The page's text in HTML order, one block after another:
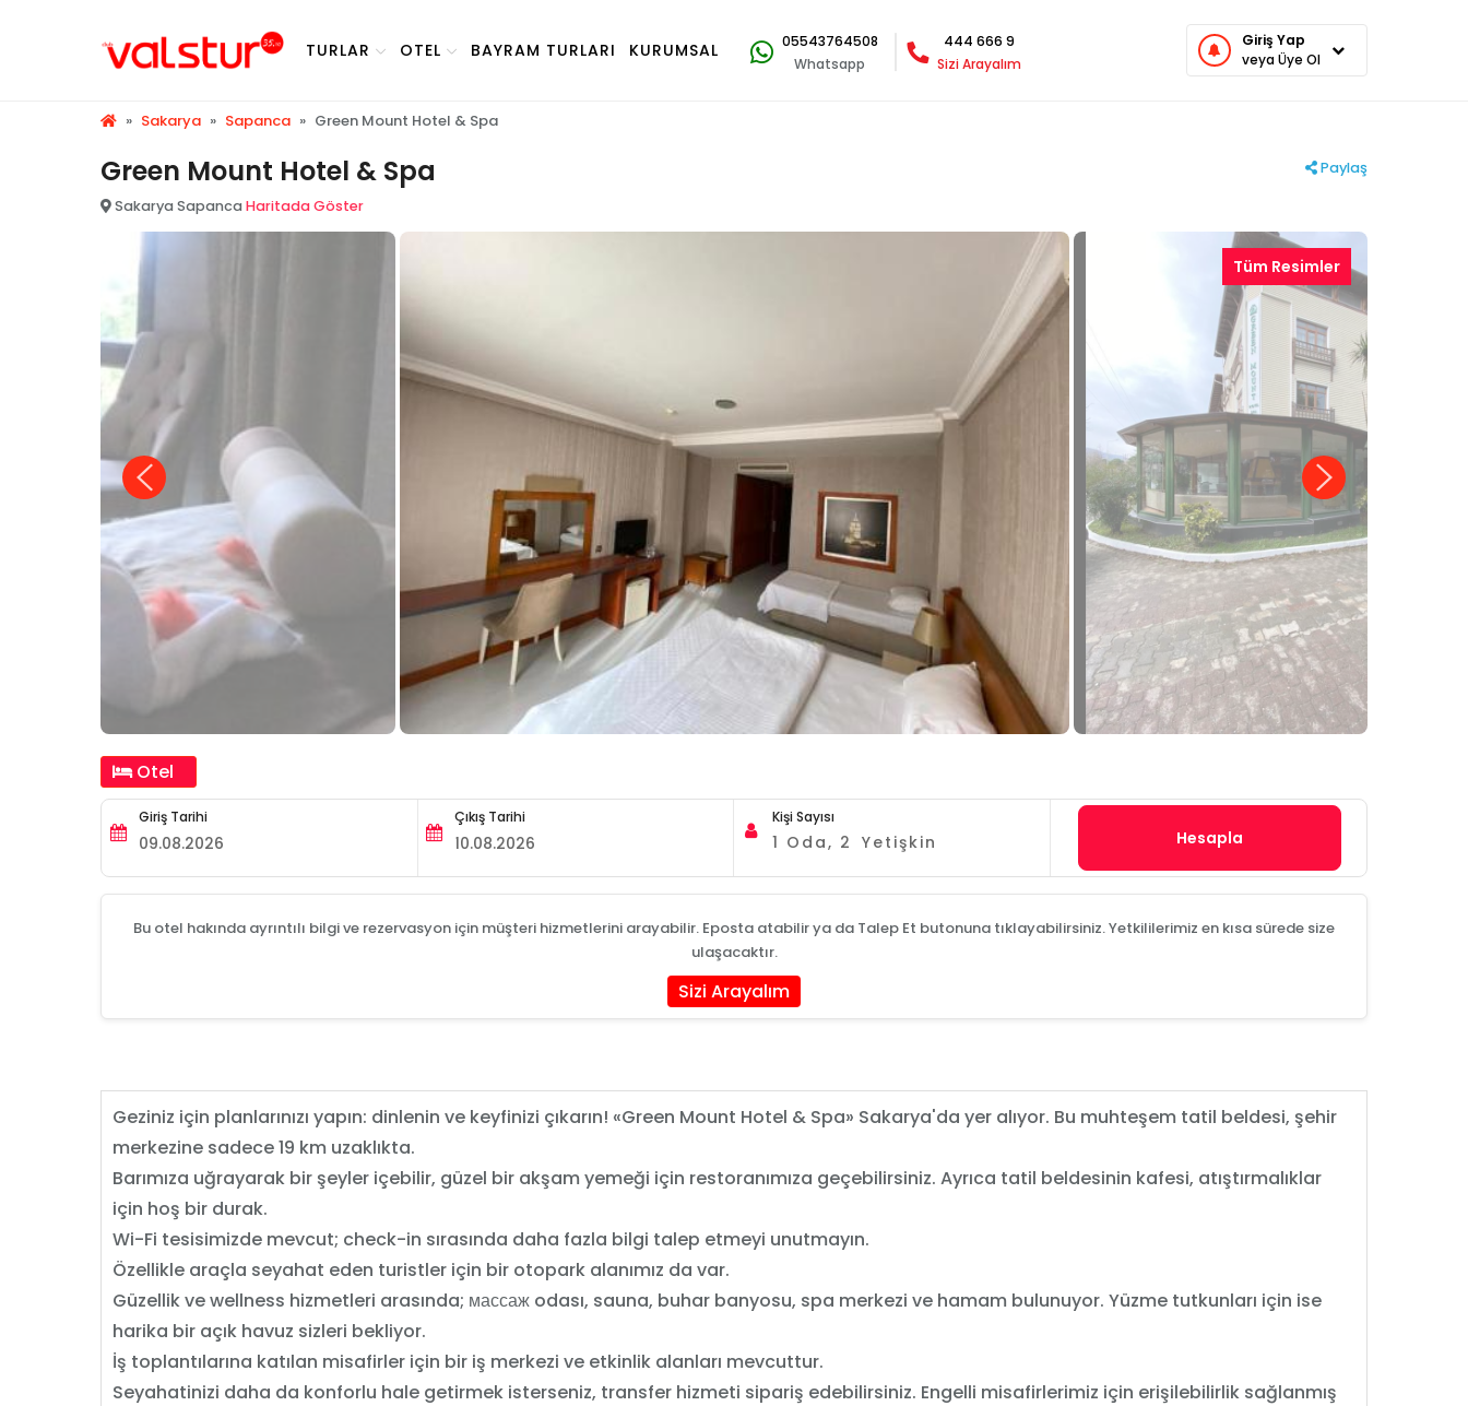
TURLAR OTEL BAYRAM TURLARI KURUMSAL
05543764508
Whatsapp
444 666 9
Sizi Arayalım
Giriş Yap
veya Üye Ol
» Sakarya » Sapanca » Green Mount Hotel & Spa
Green Mount Hotel & Spa
Sakarya Sapanca Haritada Göster
Paylaş
Tüm Resimler
Otel
Giriş Tarihi Çıkış Tarihi Kişi Sayısı
1 Oda, 2 Yetişkin Hesapla
Bu otel hakında ayrıntılı bilgi ve rezervasyon için müşteri hizmetlerini arayabilir. Eposta atabilir ya da Talep Et butonuna tıklayabilirsiniz. Yetkililerimiz en kısa sürede size
ulaşacaktır.
Sizi Arayalım
Geziniz için planlarınızı yapın: dinlenin ve keyfinizi çıkarın! «Green Mount Hotel & Spa» Sakarya'da yer alıyor. Bu muhteşem tatil beldesi, şehir
merkezine sadece 19 km uzaklıkta.
Barımıza uğrayarak bir şeyler içebilir, güzel bir akşam yemeği için restoranımıza geçebilirsiniz. Ayrıca tatil beldesinin kafesi, atıştırmalıklar
için hoş bir durak.
Wi-Fi tesisimizde mevcut; check-in sırasında daha fazla bilgi talep etmeyi unutmayın.
Özellikle araçla seyahat eden turistler için bir otopark alanımız da var.
Güzellik ve wellness hizmetleri arasında; массаж odası, sauna, buhar banyosu, spa merkezi ve hamam bulunuyor. Yüzme tutkunları için ise
harika bir açık havuz sizleri bekliyor.
İş toplantılarına katılan misafirler için bir iş merkezi ve etkinlik alanları mevcuttur.
Seyahatinizi daha da konforlu hale getirmek isterseniz, transfer hizmeti sipariş edebilirsiniz. Engelli misafirlerimiz için erişilebilirlik sağlanmış